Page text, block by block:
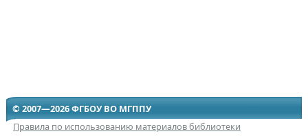
© 2007—2026 ФГБОУ ВО МГППУ
Правила по использованию материалов библиотеки